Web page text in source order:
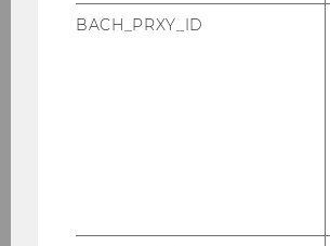
BACH_PRXY_ID